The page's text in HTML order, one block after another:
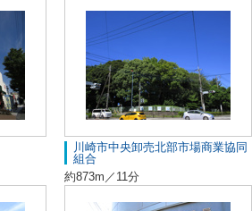
川崎市中央卸売北部市場商業協同
組合
約873m／11分